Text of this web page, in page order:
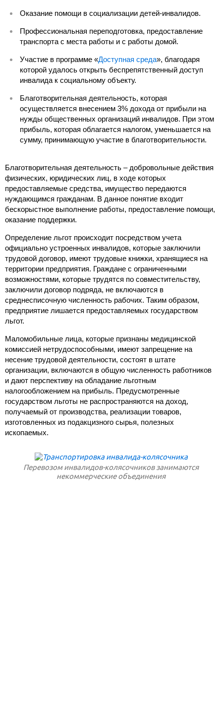
Оказание помощи в социализации детей-инвалидов.
Профессиональная переподготовка, предоставление
транспорта с места работы и с работы домой.
Участие в программе «Доступная среда», благодаря
которой удалось открыть беспрепятственный доступ
инвалида к социальному объекту.
Благотворительная деятельность, которая
осуществляется внесением 3% дохода от прибыли на
нужды общественных организаций инвалидов. При этом
прибыль, которая облагается налогом, уменьшается на
сумму, принимающую участие в благотворительности.
Благотворительная деятельность – добровольные действия
физических, юридических лиц, в ходе которых
предоставляемые средства, имущество передаются
нуждающимся гражданам. В данное понятие входит
бескорыстное выполнение работы, предоставление помощи,
оказание поддержки.
Определение льгот происходит посредством учета
официально устроенных инвалидов, которые заключили
трудовой договор, имеют трудовые книжки, хранящиеся на
территории предприятия. Граждане с ограниченными
возможностями, которые трудятся по совместительству,
заключили договор подряда, не включаются в
среднесписочную численность рабочих. Таким образом,
предприятие лишается предоставляемых государством
льгот.
Маломобильные лица, которые признаны медицинской
комиссией нетрудоспособными, имеют запрещение на
несение трудовой деятельности, состоят в штате
организации, включаются в общую численность работников
и дают перспективу на обладание льготным
налогообложением на прибыль. Предусмотренные
государством льготы не распространяются на доход,
получаемый от производства, реализации товаров,
изготовленных из подакцизного сырья, полезных
ископаемых.
Перевозом инвалидов-колясочников занимаются
некоммерческие объединения